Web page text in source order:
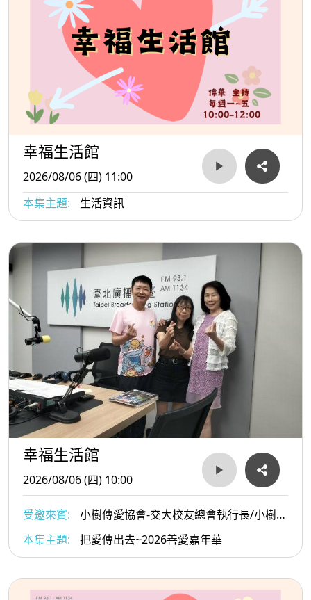
幸福生活館
2026/08/06 (四) 11:00
本集主題:
生活資訊
幸福生活館
2026/08/06 (四) 10:00
受邀來賓:
小樹傳愛協會-交大校友總會執行長/小樹傳
愛協會副理事長/陳俊秀與小樹傳愛協會發起人戴惠貞
Dammy老師
本集主題: 把愛傳出去~2026善愛嘉年華